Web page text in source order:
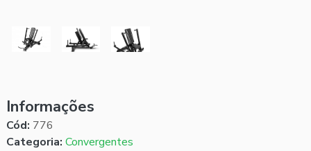
Informações
Cód: 776
Categoria: Convergentes